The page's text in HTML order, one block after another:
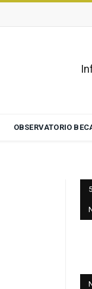
OBSERVATORIO